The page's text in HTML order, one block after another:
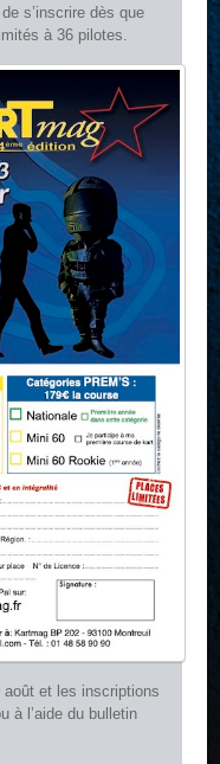
s’inscrire dès que
à 36 pilotes.
août et les inscriptions
à l’aide du bulletin